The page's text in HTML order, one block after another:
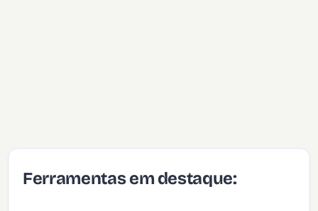
Ferramentas em destaque: